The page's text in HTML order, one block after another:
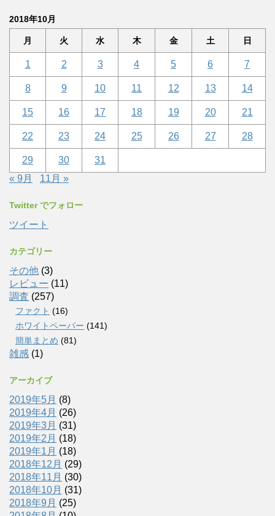
2018年10月
月 火 水 木 金 土 日
1 2 3 4 5 6 7
8 9 10 11 12 13 14
15 16 17 18 19 20 21
22 23 24 25 26 27 28
29 30
31
« 9月
11月 »
Twitter でフォロー
ツイート
カテゴリー
その他 (3)
レビュー (11)
調査 (257)
ファクト (16)
ホワイトペーパー (141)
簡単まとめ (81)
雑感 (1)
アーカイブ
2019年5月 (8)
2019年4月 (26)
2019年3月 (31)
2019年2月 (18)
2019年1月 (18)
2018年12月 (29)
2018年11月 (30)
2018年10月 (31)
2018年9月 (25)